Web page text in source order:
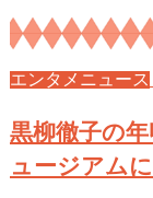
エンタメニュース
黒柳徹子の
ュージアム